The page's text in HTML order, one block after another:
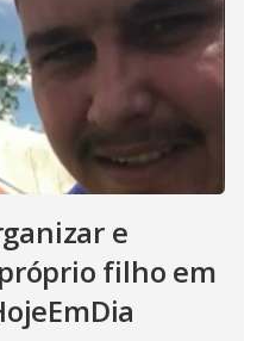
e
filho em